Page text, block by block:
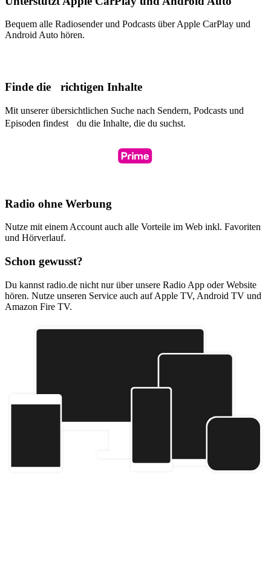
Bequem alle Radiosender und Podcasts über Apple CarPlay und
Android Auto hören.
Finde die richtigen Inhalte
Mit unserer übersichtlichen Suche nach Sendern, Podcasts und
Episoden findest du die Inhalte, die du suchst.
Radio ohne Werbung
Nutze mit einem Account auch alle Vorteile im Web inkl. Favoriten
und Hörverlauf.
Schon gewusst?
Du kannst radio.de nicht nur über unsere Radio App oder Website
hören. Nutze unseren Service auch auf Apple TV, Android TV und
Amazon Fire TV.